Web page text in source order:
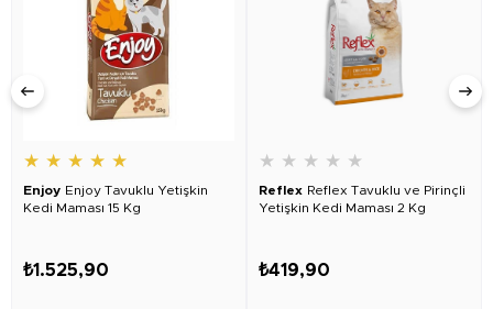
★ ★ ★ ★ ★
Enjoy Enjoy Tavuklu Yetişkin
Kedi Maması 15 Kg
₺1.525,90
★ ★ ★ ★ ★
Reflex Reflex Tavuklu ve Pirinçli
Yetişkin Kedi Maması 2 Kg
₺419,90